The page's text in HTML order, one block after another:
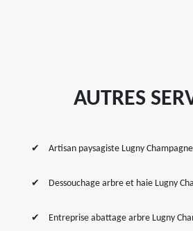
AUTRES
Artisan paysagiste Lugny Champagne
Dessouchage arbre et haie Lugny
Entreprise abattage arbre Lugny